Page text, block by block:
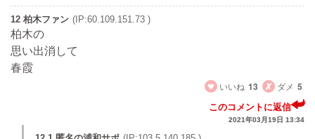
12 柏木ファン (IP:60.109.151.73 )
柏木の
思い出消して
春霞
いいね 13 ダメ 5
このコメントに返信
2021年03月19日 13:34